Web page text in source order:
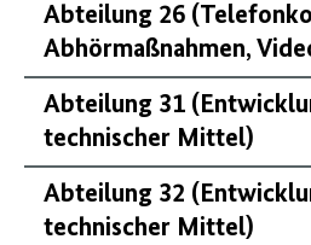
Abteilung 26
Abhörmaßnahmen,
Abteilung 31
technischer Mittel)
Abteilung 32
technischer Mittel)